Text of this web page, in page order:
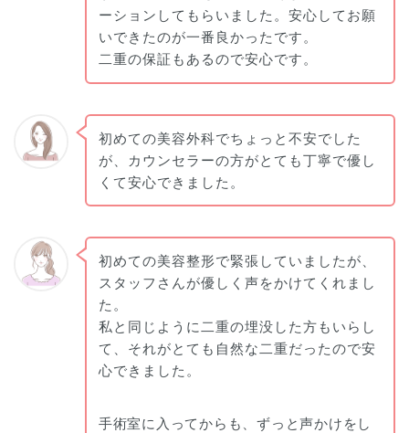
ーションしてもらいました。安心してお願
いできたのが一番良かったです。
二重の保証もあるので安心です。
初めての美容外科でちょっと不安でした
が、カウンセラーの方がとても丁寧で優し
くて安心できました。
初めての美容整形で緊張していましたが、
スタッフさんが優しく声をかけてくれまし
た。
私と同じように二重の埋没した方もいらし
て、それがとても自然な二重だったので安
心できました。
手術室に入ってからも、ずっと声かけをし